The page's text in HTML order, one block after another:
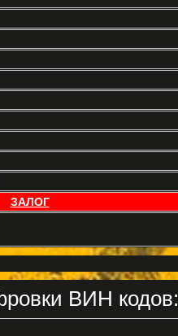
ЗАЛОГ
ВИН кодов: